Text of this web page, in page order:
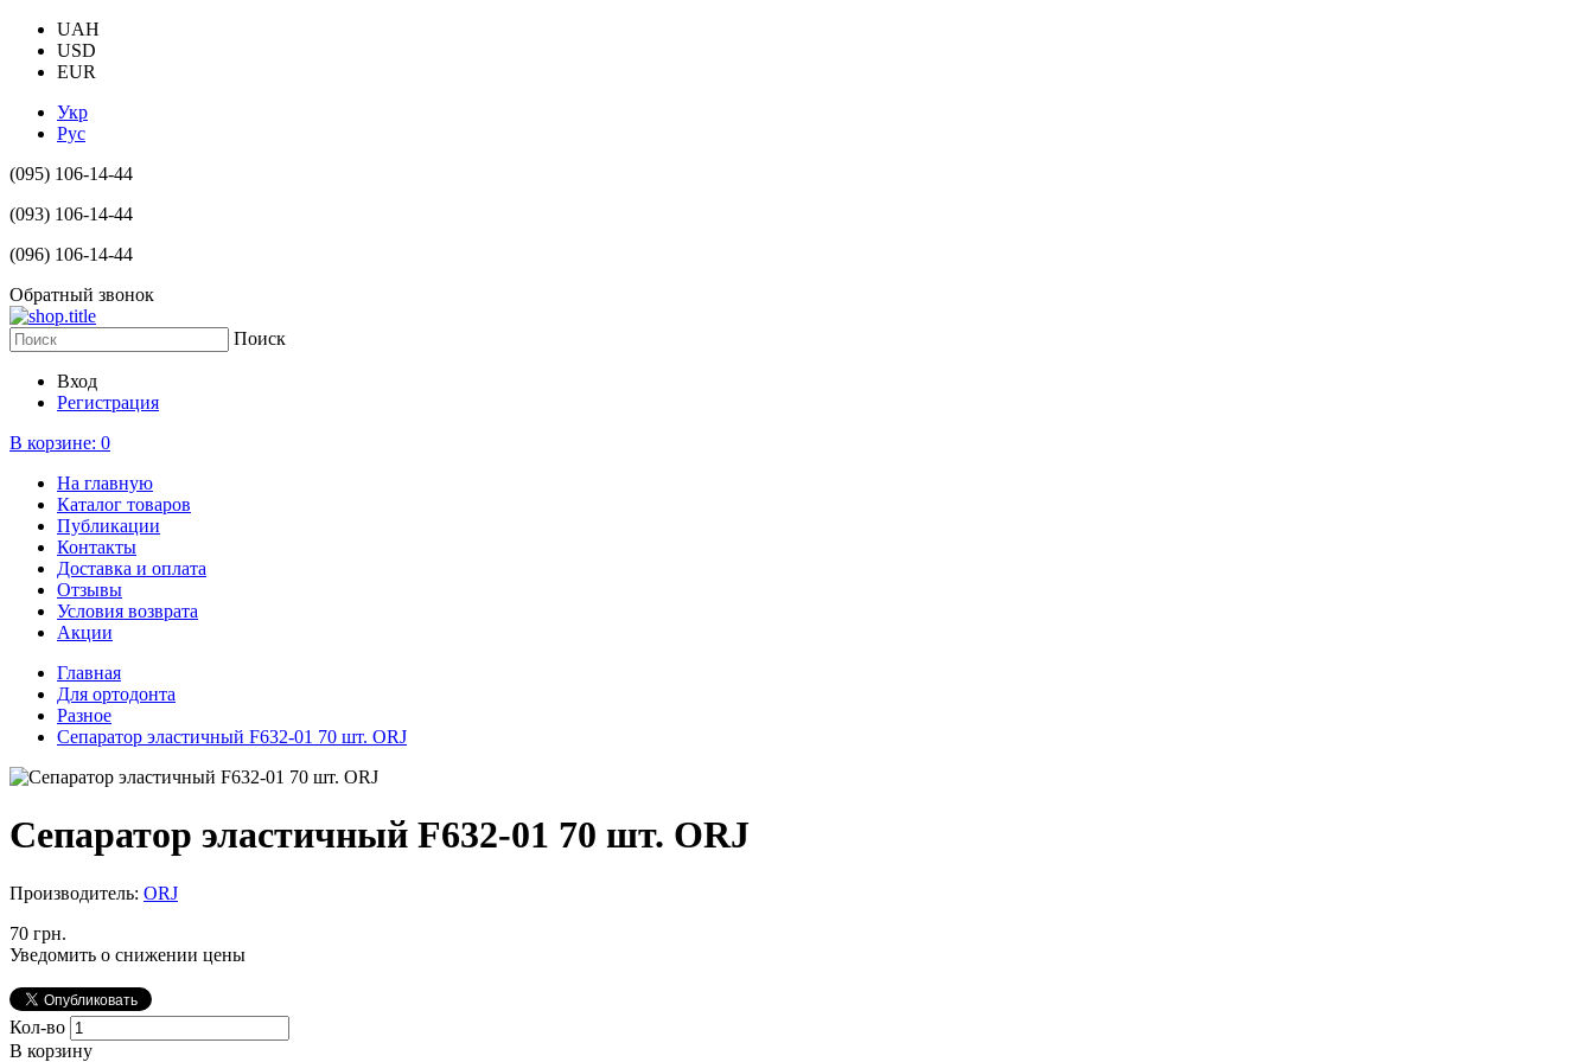
UAH
USD
EUR
Укр
Рус
(095) 106-14-44
(093) 106-14-44
(096) 106-14-44
Обратный звонок
Поиск
Вход
Регистрация
В корзине: 0
На главную
Каталог товаров
Публикации
Контакты
Доставка и оплата
Отзывы
Условия возврата
Акции
Главная
Для ортодонта
Разное
Сепаратор эластичный F632-01 70 шт. ORJ
Сепаратор эластичный F632-01 70 шт. ORJ
Производитель: ORJ
70 грн.
Уведомить о снижении цены
Кол-во
В корзину